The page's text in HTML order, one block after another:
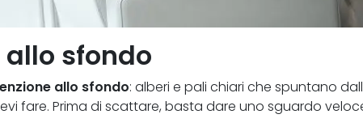
sfondo
allo sfondo: alberi e pali chiari che spuntano
fare. Prima di scattare, basta dare uno sguardo